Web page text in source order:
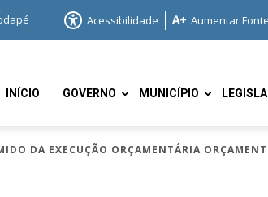
Acessibilidade Aumentar Fonte
INÍCIO GOVERNO MUNICÍPIO
DA EXECUÇÃO ORÇAMENTÁRIA